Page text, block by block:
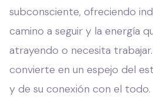
subconsciente, ofreciendo
camino a seguir y la energía
atrayendo o necesita
convierte en un espejo del
y de su conexión con el todo.